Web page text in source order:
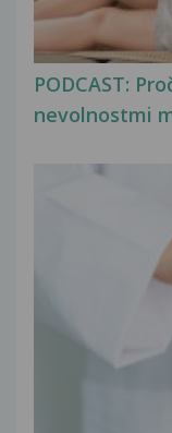
PODCAST:
nevolnostmi